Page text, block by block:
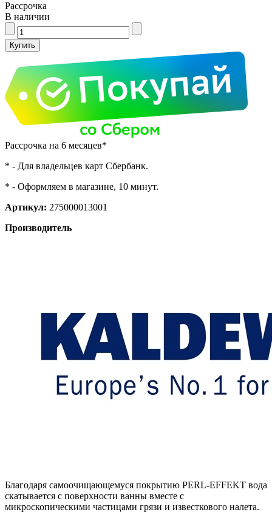
Рассрочка
В наличии
Рассрочка на 6 месяцев*
* - Для владельцев карт Сбербанк.
* - Оформляем в магазине, 10 минут.
Артикул: 275000013001
Производитель
Благодаря самоочищающемуся покрытию PERL-EFFEKT вода
скатывается с поверхности ванны вместе с
микроскопическими частицами грязи и известкового налета.